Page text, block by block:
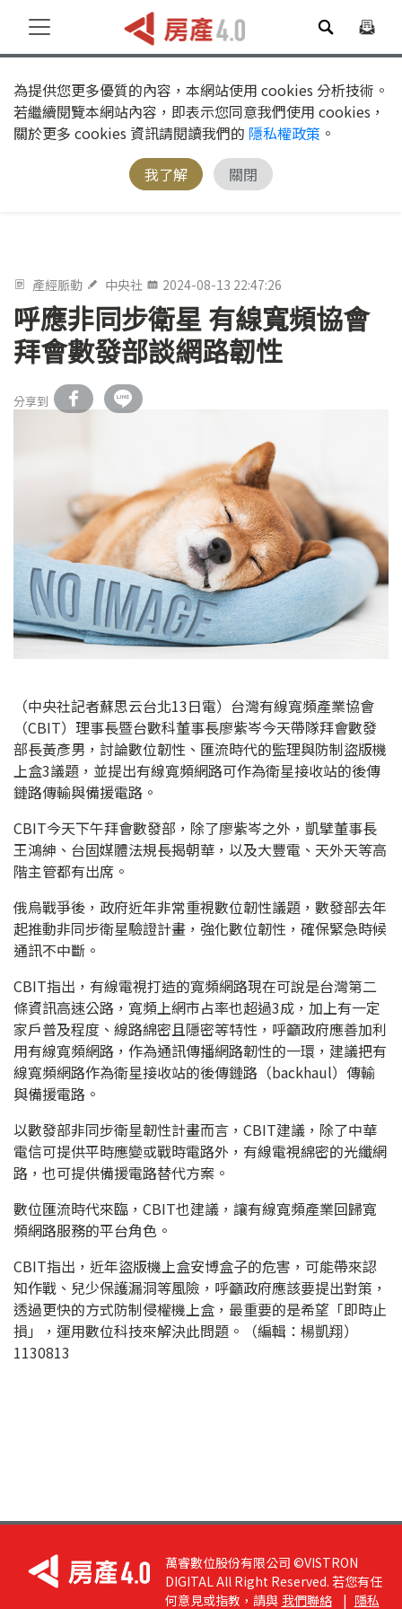
為提供您更多優質的內容，本網站使用 cookies 分析技術。
若繼續閱覽本網站內容，即表示您同意我們使用 cookies，
關於更多 cookies 資訊請閱讀我們的 隱私權政策 。
我了解
關閉
產經脈動 中央社 2024-08-13 22:47:26
呼應非同步衛星 有線寬頻協會
拜會數發部談網路韌性
分享到
（中央社記者蘇思云台北13日電）台灣有線寬頻產業協會
（CBIT）理事長暨台數科董事長廖紫岑今天帶隊拜會數發
部長黃彥男，討論數位韌性、匯流時代的監理與防制盜版機
上盒3議題，並提出有線寬頻網路可作為衛星接收站的後傳
鏈路傳輸與備援電路。
CBIT今天下午拜會數發部，除了廖紫岑之外，凱擘董事長
王鴻紳、台固媒體法規長揭朝華，以及大豐電、天外天等高
階主管都有出席。
俄烏戰爭後，政府近年非常重視數位韌性議題，數發部去年
起推動非同步衛星驗證計畫，強化數位韌性，確保緊急時候
通訊不中斷。
CBIT指出，有線電視打造的寬頻網路現在可說是台灣第二
條資訊高速公路，寬頻上網市占率也超過3成，加上有一定
家戶普及程度、線路綿密且隱密等特性，呼籲政府應善加利
用有線寬頻網路，作為通訊傳播網路韌性的一環，建議把有
線寬頻網路作為衛星接收站的後傳鏈路（backhaul）傳輸
與備援電路。
以數發部非同步衛星韌性計畫而言，CBIT建議，除了中華
電信可提供平時應變或戰時電路外，有線電視綿密的光纖網
路，也可提供備援電路替代方案。
數位匯流時代來臨，CBIT也建議，讓有線寬頻產業回歸寬
頻網路服務的平台角色。
CBIT指出，近年盜版機上盒安博盒子的危害，可能帶來認
知作戰、兒少保護漏洞等風險，呼籲政府應該要提出對策，
透過更快的方式防制侵權機上盒，最重要的是希望「即時止
損」，運用數位科技來解決此問題。（編輯：楊凱翔）
1130813
萬睿數位股份有限公司 ©VISTRON
DIGITAL All Right Reserved. 若您有任
何意見或指教，請與 我們聯絡 | 隱私